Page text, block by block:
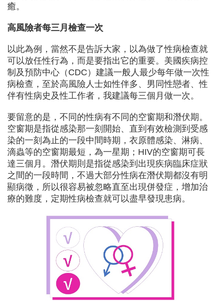
癒。
高風險者每三月檢查一次
以此為例，當然不是告訴大家，以為做了性病檢查就
可以放任性行為，而是要指出它的重要。美國疾病控
制及預防中心（CDC）建議一般人最少每年做一次性
病檢查，至於高風險人士如性伴多、男同性戀者、性
伴有性病史及性工作者，我建議每三個月做一次。
要留意的是，不同的性病有不同的空窗期和潛伏期。
空窗期是指從感染那一刻開始、直到有效檢測到受感
染的一刻為止的一段中間時期，衣原體感染、淋病、
滴蟲等的空窗期最短，為一星期；HIV的空窗期可長
達三個月。潛伏期則是指從感染到出現疾病臨床症狀
之間的一段時間，不過大部分性病在潛伏期都沒有明
顯病徵，所以很容易被忽略直至出現併發症，增加治
療的難度，定期性病檢查就可以盡早發現患病。